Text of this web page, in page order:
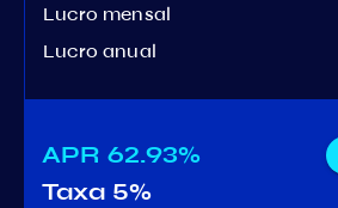
Lucro mensal
Lucro anual
APR 62.93%
Taxa 5%